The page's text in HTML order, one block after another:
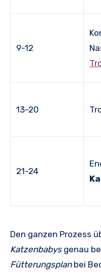
9-12
13-20
21-24
Den ganzen Prozess
Katzenbabysgenau
Fütterungsplanbei